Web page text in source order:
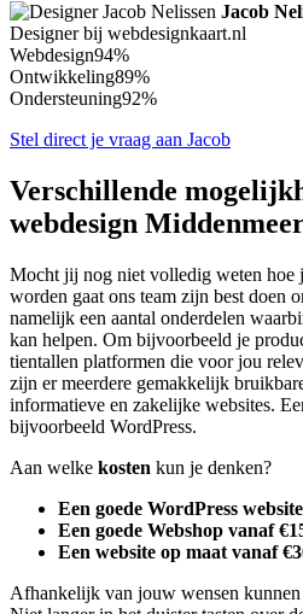
Jacob
Designer bij webdesignkaart.nl
Webdesign94%
Ontwikkeling89%
Ondersteuning92%
Stel direct je vraag aan Jacob
Verschillende
webdesign
Mocht jij nog niet volledig weten hoe
worden gaat ons team zijn best doen
namelijk een aantal onderdelen
kan helpen. Om bijvoorbeeld je
tientallen platformen die voor jou
zijn er meerdere gemakkelijk
informatieve en zakelijke websites.
bijvoorbeeld WordPress.
Aan welke kosten kun je denken?
Een goede WordPress
Een goede Webshop vanaf
Een website op maat vanaf
Afhankelijk van jouw wensen kunnen